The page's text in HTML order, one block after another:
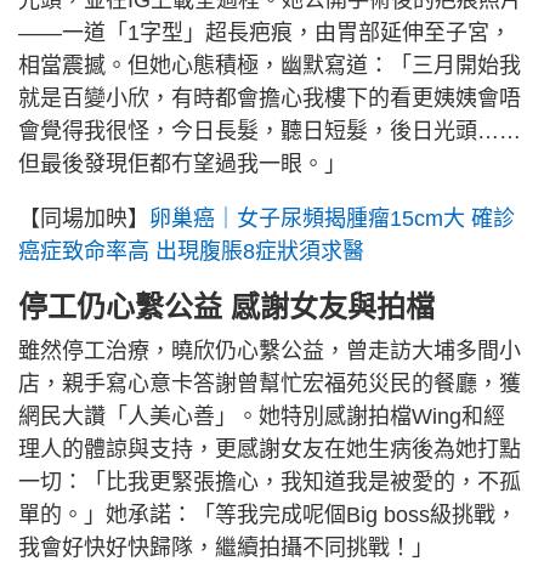
——一道「1字型」超長疤痕，由胃部延伸至子宮，
相當震撼。但她心態積極，幽默寫道：「三月開始我
就是百變小欣，有時都會擔心我樓下的看更姨姨會唔
會覺得我很怪，今日長髮，聽日短髮，後日光頭……
但最後發現佢都冇望過我一眼。」
【同場加映】 卵巢癌｜女子尿頻揭腫瘤15cm大 確診
癌症致命率高 出現腹脹8症狀須求醫
停工仍心繫公益 感謝女友與拍檔
雖然停工治療，曉欣仍心繫公益，曾走訪大埔多間小
店，親手寫心意卡答謝曾幫忙宏福苑災民的餐廳，獲
網民大讚「人美心善」。她特別感謝拍檔Wing和經
理人的體諒與支持，更感謝女友在她生病後為她打點
一切：「比我更緊張擔心，我知道我是被愛的，不孤
單的。」她承諾：「等我完成呢個Big boss級挑戰，
我會好快好快歸隊，繼續拍攝不同挑戰！」